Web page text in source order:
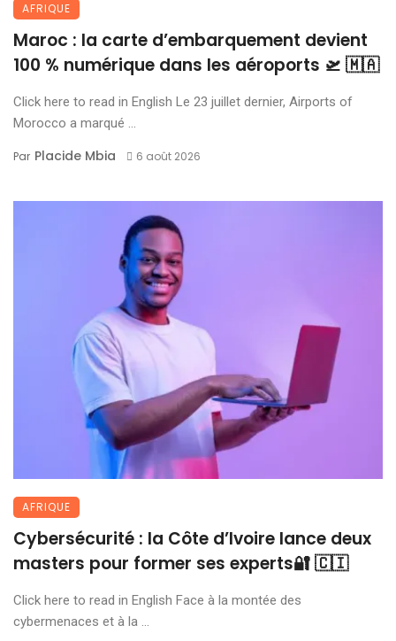
AFRIQUE
Maroc : la carte d’embarquement devient
100 % numérique dans les aéroports 🛫 🇲🇦
Click here to read in English Le 23 juillet dernier, Airports of
Morocco a marqué ...
Par Placide Mbia 6 août 2026
AFRIQUE
Cybersécurité : la Côte d’Ivoire lance deux
masters pour former ses experts🔐 🇨🇮
Click here to read in English Face à la montée des
cybermenaces et à la ...